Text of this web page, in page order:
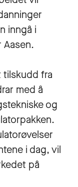
inngå i
Aasen.
tilskudd fra
med å
og
i dag, vil
på